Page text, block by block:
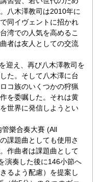
八木澤教司は2010年に
同イヴェントに招かれ
湾での人気を高めるこ
者は友人としての交流
迎え、再び八木澤教司を
た。そして八木澤に台
コ族のいくつかの狩猟
を委嘱した。それは黄
世界に発信しようとい
樂合奏大賽 (All
課題曲としても使用さ
作曲者は課題曲として
演奏した後に146小節へ
るよう配慮）を提案し